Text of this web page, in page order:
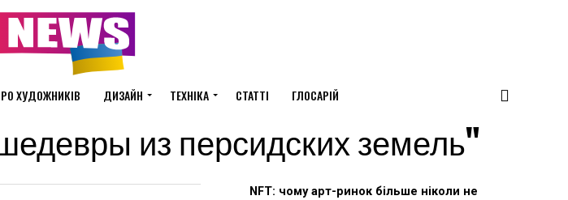
ХУДОЖНИКІВ ДИЗАЙН ТЕХНІКА СТАТТІ ГЛОСАРІЙ
из персидских земель"
NFT: чому арт-ринок більше ніколи не